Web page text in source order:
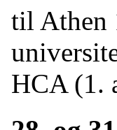
til Athen
HCA (1.